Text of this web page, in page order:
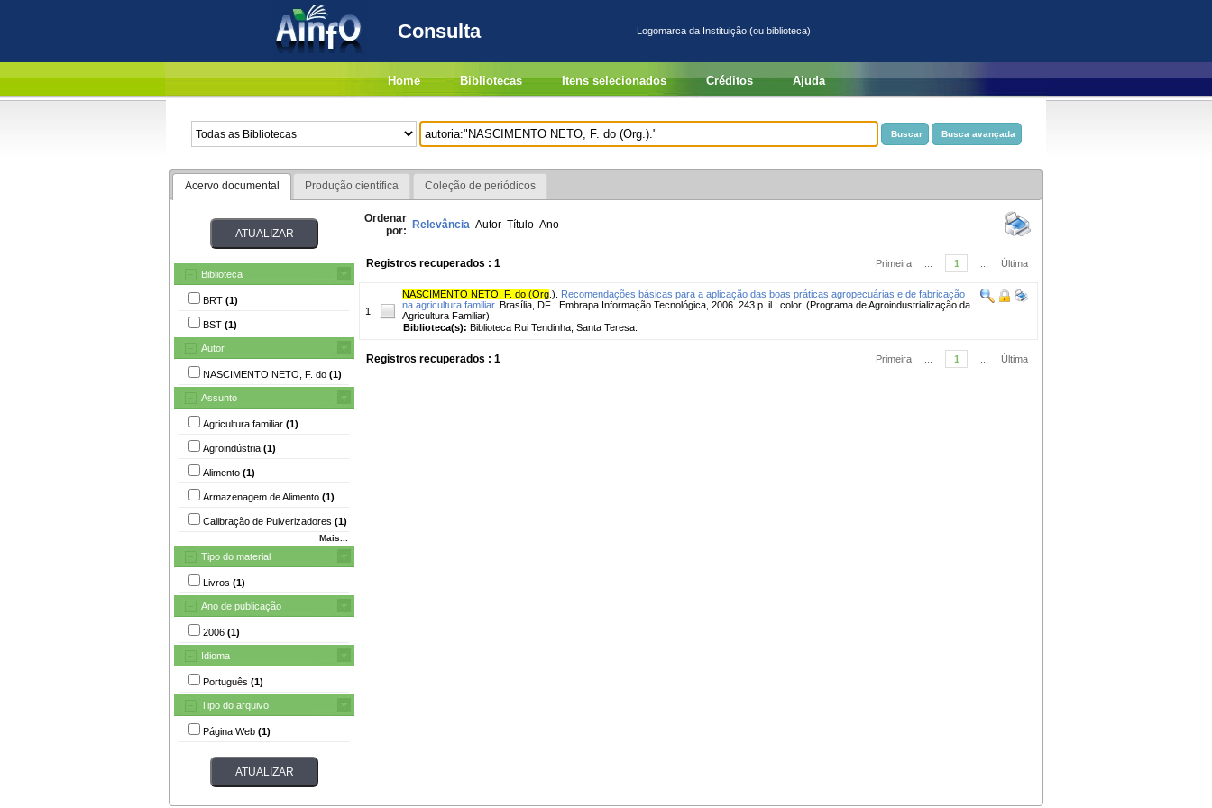
Consulta Logomarca da Instituição (ou biblioteca)
Home Bibliotecas Itens selecionados Créditos Ajuda
Acervo documental Produção científica Coleção de periódicos
Biblioteca
BRT (1)
BST (1)
Autor
NASCIMENTO NETO, F. do (1)
Assunto
Agricultura familiar (1)
Agroindústria (1)
Alimento (1)
Armazenagem de Alimento (1)
Calibração de Pulverizadores (1)
Mais...
Tipo do material
Livros (1)
Ano de publicação
2006 (1)
Idioma
Português (1)
Tipo do arquivo
Página Web (1)
Ordenar
por: Relevância Autor Título Ano
Registros recuperados : 1 Primeira 1 Última
1.
NASCIMENTO NETO, F. do (Org .).
Recomendações básicas para a aplicação das boas práticas agropecuárias e de fabricação
na agricultura familiar. Brasília, DF : Embrapa Informação Tecnológica, 2006. 243 p. il.; color. (Programa de Agroindustrialização da
Agricultura Familiar).
Biblioteca(s): Biblioteca Rui Tendinha; Santa Teresa.
Registros recuperados : 1 Primeira 1 Última